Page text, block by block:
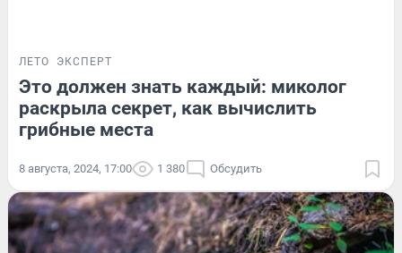
ЛЕТО ЭКСПЕРТ
Это должен знать каждый: миколог
раскрыла секрет, как вычислить
грибные места
8 августа, 2024, 17:00 1 380 Обсудить